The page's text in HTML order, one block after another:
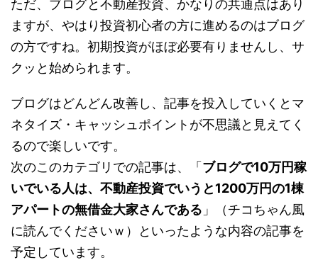
ただ、ブログと不動産投資、かなりの共通点はあり
ますが、やはり投資初心者の方に進めるのはブログ
の方ですね。初期投資がほぼ必要有りませんし、サ
クッと始められます。
ブログはどんどん改善し、記事を投入していくとマ
ネタイズ・キャッシュポイントが不思議と見えてく
るので楽しいです。
次のこのカテゴリでの記事は、「 ブログで10万円稼
いでいる人は、不動産投資でいうと1200万円の1棟
アパートの無借金大家さんである 」（チコちゃん風
に読んでくださいｗ）といったような内容の記事を
予定しています。